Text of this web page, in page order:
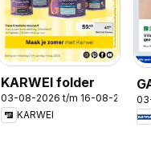
KARWEI folder
03-08-2026 t/m 16-08-2026
KARWEI